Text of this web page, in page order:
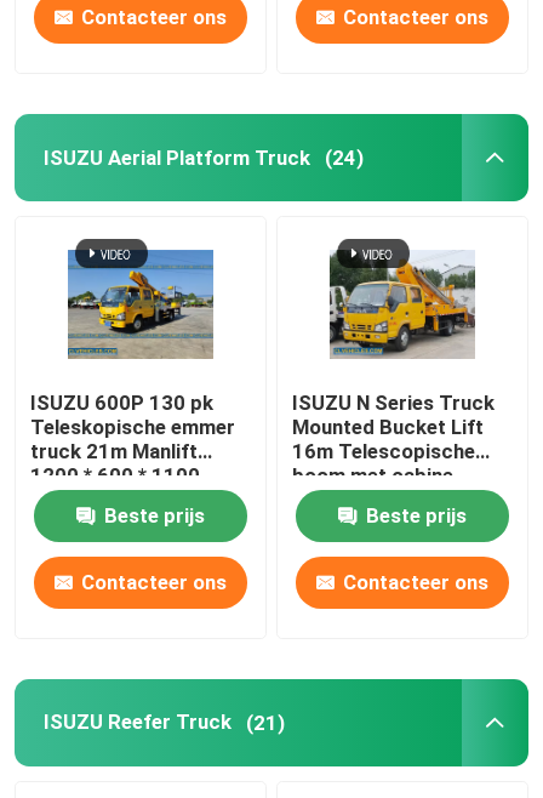
Contacteer ons Contacteer ons
ISUZU Aerial Platform Truck (24)
ISUZU 600P 130 pk
Teleskopische emmer
truck 21m Manlift
1200 * 600 * 1100
Beste prijs
Contacteer ons
ISUZU N Series Truck
Mounted Bucket Lift
16m Telescopische
boom met cabine
Beste prijs
Contacteer ons
ISUZU Reefer Truck (21)